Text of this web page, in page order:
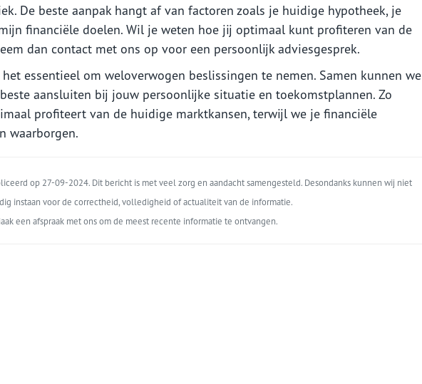
De beste aanpak hangt af van factoren zoals je huidige hypotheek, je
financiële doelen. Wil je weten hoe jij optimaal kunt profiteren van de
dan contact met ons op voor een persoonlijk adviesgesprek.
essentieel om weloverwogen beslissingen te nemen. Samen kunnen we
aansluiten bij jouw persoonlijke situatie en toekomstplannen. Zo
profiteert van de huidige marktkansen, terwijl we je financiële
waarborgen.
op 27-09-2024. Dit bericht is met veel zorg en aandacht samengesteld. Desondanks kunnen wij niet
instaan voor de correctheid, volledigheid of actualiteit van de informatie.
een afspraak met ons om de meest recente informatie te ontvangen.